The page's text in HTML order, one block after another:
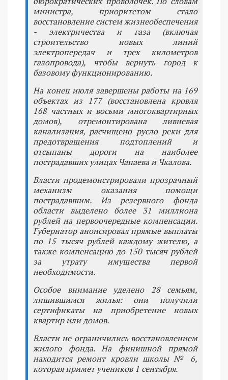
министра, приоритетом стало
восстановление систем жизнеобеспечения
- электричества и газа (включая
строительство новых линий
электропередач и трех километров
газопровода), чтобы вернуть город к
базовому функционированию.
На конец июля завершены работы на 169
объектах из 177 (восстановлена кровля
168 частных и восьми многоквартирных
домов), отремонтирована ливневая
канализация, расчищено русло реки для
предотвращения подтоплений и
отсыпаны дороги на наиболее
пострадавших улицах Чапаева и Чкалова.
Власти продемонстрировали прозрачный
механизм оказания помощи
пострадавшим. Из резервного фонда
области выделено более 31 миллиона
рублей на первоочередные компенсации.
Губернатор анонсировал прямые выплаты
по 15 тысяч рублей каждому жителю, а
также компенсацию до 150 тысяч рублей
за утрату имущества первой
необходимости.
Особое внимание уделено 28 семьям,
лишившимся жилья: они получили
сертификаты на приобретение новых
квартир или домов.
Власти не ограничились восстановлением
жилого фонда. На финишной прямой
находится ремонт кровли школы № 6,
которая примет учеников 1 сентября.